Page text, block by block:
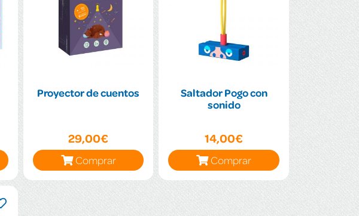
Proyector de cuentos
29,00€
Comprar
Saltador Pogo con
sonido
14,00€
Comprar